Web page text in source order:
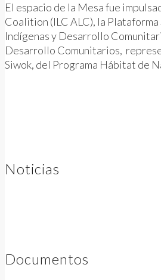
El espacio de la Mesa fue
Coalition (ILC ALC), la
Indígenas y Desarrollo
Desarrollo Comunitarios,
Siwok, del Programa Hábitat de
Noticias
Documentos